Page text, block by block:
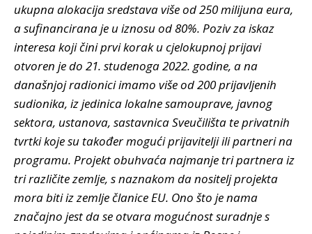
ukupna alokacija sredstava više od 250 milijuna eura,
a sufinancirana je u iznosu od 80%. Poziv za iskaz
interesa koji čini prvi korak u cjelokupnoj prijavi
otvoren je do 21. studenoga 2022. godine, a na
današnjoj radionici imamo više od 200 prijavljenih
sudionika, iz jedinica lokalne samouprave, javnog
sektora, ustanova, sastavnica Sveučilišta te privatnih
tvrtki koje su također mogući prijavitelji ili partneri na
programu. Projekt obuhvaća najmanje tri partnera iz
tri različite zemlje, s naznakom da nositelj projekta
mora biti iz zemlje članice EU. Ono što je nama
značajno jest da se otvara mogućnost suradnje s